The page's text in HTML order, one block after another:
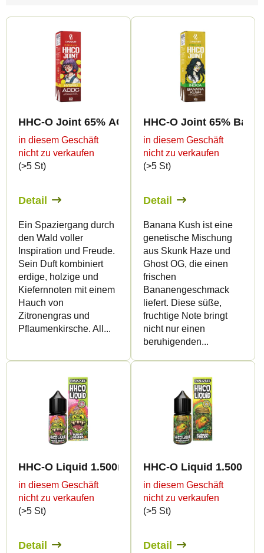
oL
HHC-O Joint 65% AC-DC 2g
in diesem Geschäft
nicht zu verkaufen
(>5 St)
Detail
Ein Spaziergang durch
den Wald voller
Inspiration und Freude.
Sein Duft kombiniert
erdige, holzige und
Kiefernnoten mit einem
Hauch von
Zitronengras und
Pflaumenkirsche. All...
HHC-O Joint 65%
in diesem Geschäft
nicht zu verkaufen
(>5 St)
Detail
Banana Kush ist eine
genetische Mischung
aus Skunk Haze und
Ghost OG, die einen
frischen
Bananengeschmack
liefert. Diese süße,
fruchtige Note bringt
nicht nur einen
beruhigenden...
HHC-O Liquid 1.500mg - Guava Gelato
in diesem Geschäft
nicht zu verkaufen
(>5 St)
Detail
HHC-O Liquid 1.500mg
in diesem Geschäft
nicht zu verkaufen
(>5 St)
Detail